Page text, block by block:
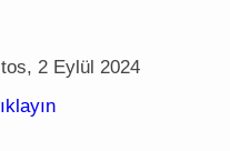
2 Eylül 2024